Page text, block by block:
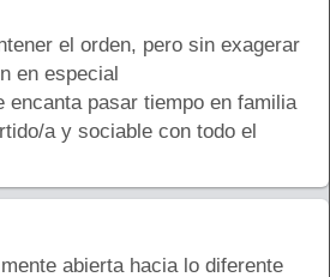
el orden, pero sin exagerar
en especial
encanta pasar tiempo en familia
a y sociable con todo el
abierta hacia lo diferente